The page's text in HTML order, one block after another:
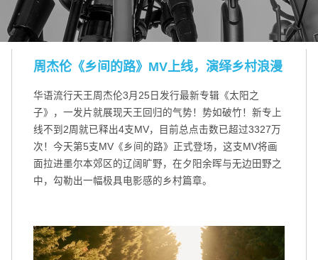
周杰伦《乡间的路》MV上线，演绎乡村浪漫
华语流行天王周杰伦3月25日发行最新专辑《太阳之
子》，一发片就展现天王回归的气势！势如破竹！新专上
线不到2周就已释出4支MV，目前总点击数已超过3327万
次！今天第5支MV《乡间的路》正式登场，这支MV将画
面拉进墨尔本郊区的辽阔旷野，在夕阳余晖与无边田野之
中，勾勒出一幅极具电影感的乡村篇章。